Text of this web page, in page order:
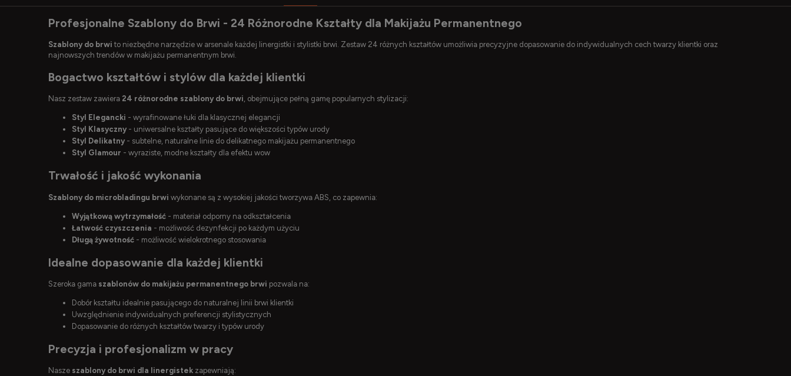
Profesjonalne Szablony do Brwi - 24 Różnorodne Kształty dla Makijażu Permanentnego
Szablony do brwi to niezbędne narzędzie w arsenale każdej linergistki i stylistki brwi. Zestaw 24 różnych kształtów umożliwia precyzyjne dopasowanie do indywidualnych cech twarzy klientki oraz
najnowszych trendów w makijażu permanentnym brwi.
Bogactwo kształtów i stylów dla każdej klientki
Nasz zestaw zawiera 24 różnorodne szablony do brwi, obejmujące pełną gamę popularnych stylizacji:
Styl Elegancki - wyrafinowane łuki dla klasycznej elegancji
Styl Klasyczny- uniwersalne kształty pasujące do większości typów urody
Styl Delikatny- subtelne, naturalne linie do delikatnego makijażu permanentnego
Styl Glamour - wyraziste, modne kształty dla efektu wow
Trwałość i jakość wykonania
Szablony do microbladingu brwi wykonane są z wysokiej jakości tworzywa ABS, co zapewnia:
Wyjątkową wytrzymałość - materiał odporny na odkształcenia
Łatwość czyszczenia - możliwość dezynfekcji po każdym użyciu
Długą żywotność - możliwość wielokrotnego stosowania
Idealne dopasowanie dla każdej klientki
Szeroka gama szablonów do makijażu permanentnego brwi pozwala na:
Dobór kształtu idealnie pasującego do naturalnej linii brwi klientki
Uwzględnienie indywidualnych preferencji stylistycznych
Dopasowanie do różnych kształtów twarzy i typów urody
Precyzja i profesjonalizm w pracy
Nasze szablony do brwi dla linergistek zapewniają: